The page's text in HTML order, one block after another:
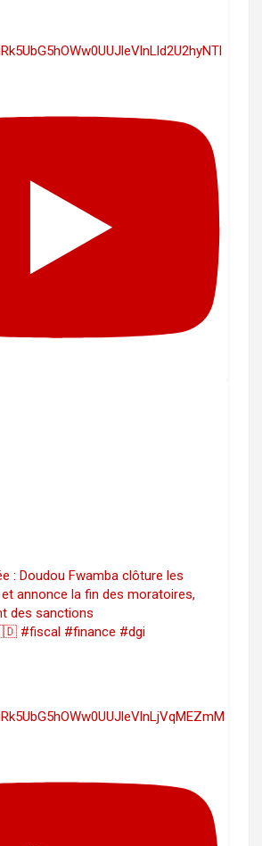
: Doudou Fwamba clôture les
annonce la fin des moratoires,
des sanctions
#fiscal #finance #dgi